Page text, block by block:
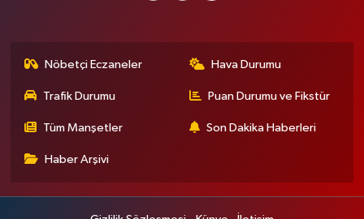
Nöbetçi Eczaneler Hava Durumu
Trafik Durumu Puan Durumu ve Fikstür
Tüm Manşetler Son Dakika Haberleri
Haber Arşivi